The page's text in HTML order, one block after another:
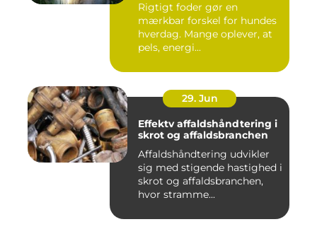
Rigtigt foder gør en
mærkbar forskel for hundes
hverdag. Mange oplever, at
pels, energi...
29. Jun
Effektv affaldshåndtering i
skrot og affaldsbranchen
Affaldshåndtering udvikler
sig med stigende hastighed i
skrot og affaldsbranchen,
hvor stramme...